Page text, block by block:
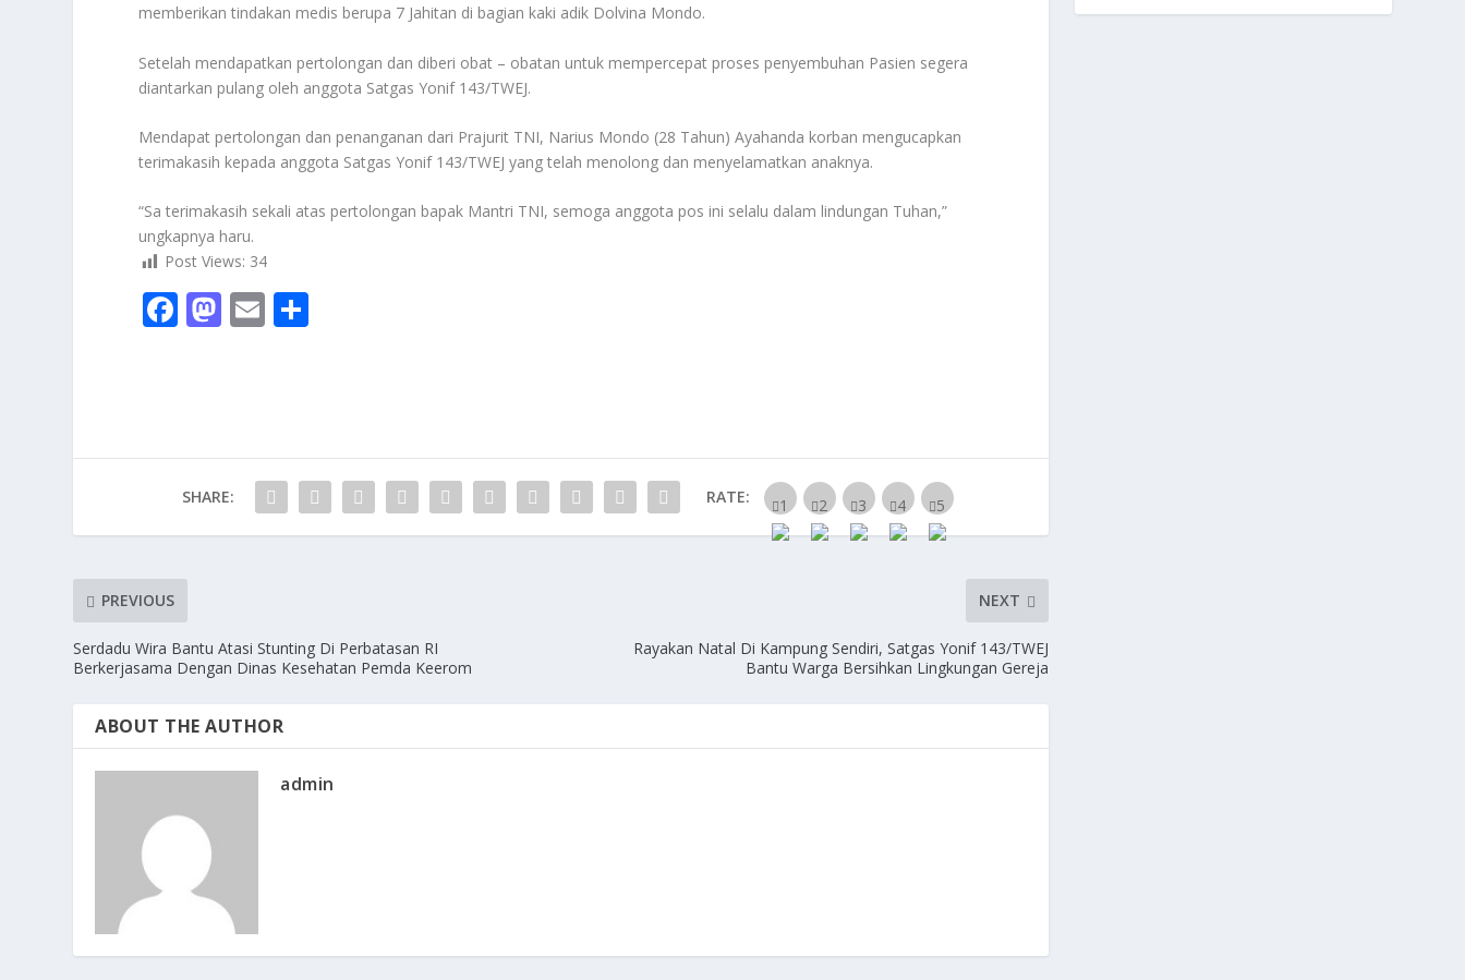
memberikan tindakan medis berupa 7 Jahitan di bagian kaki adik Dolvina Mondo.
Setelah mendapatkan pertolongan dan diberi obat – obatan untuk mempercepat proses penyembuhan Pasien segera
diantarkan pulang oleh anggota Satgas Yonif 143/TWEJ.
Mendapat pertolongan dan penanganan dari Prajurit TNI, Narius Mondo (28 Tahun) Ayahanda korban mengucapkan
terimakasih kepada anggota Satgas Yonif 143/TWEJ yang telah menolong dan menyelamatkan anaknya.
“Sa terimakasih sekali atas pertolongan bapak Mantri TNI, semoga anggota pos ini selalu dalam lindungan Tuhan,”
ungkapnya haru.
Post Views: 34
F
o
o
k
M
o
n
E
SHARE: RATE:
PREVIOUS
Serdadu Wira Bantu Atasi Stunting Di Perbatasan RI
Berkerjasama Dengan Dinas Kesehatan Pemda Keerom
NEXT
Rayakan Natal Di Kampung Sendiri, Satgas Yonif 143/TWEJ
Bantu Warga Bersihkan Lingkungan Gereja
ABOUT THE AUTHOR
admin